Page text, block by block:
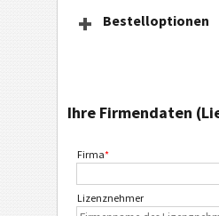
Bestelloptionen
Ihre Firmendaten
Firma*
Lizenznehmer